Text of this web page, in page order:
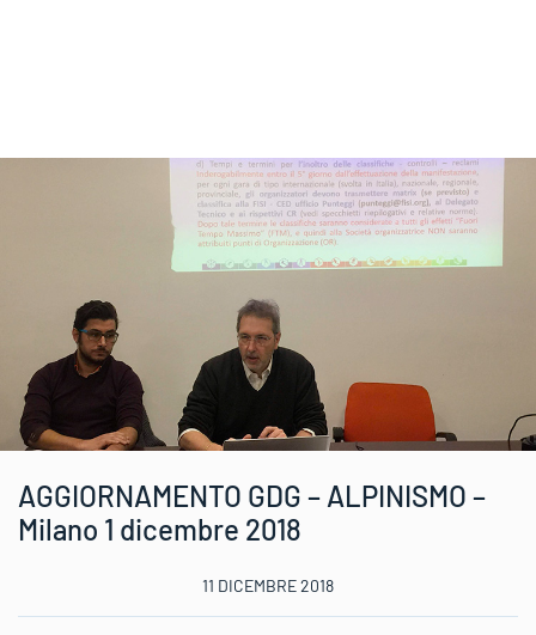
AGGIORNAMENTO GDG – ALPINISMO –
Milano 1 dicembre 2018
11 DICEMBRE 2018